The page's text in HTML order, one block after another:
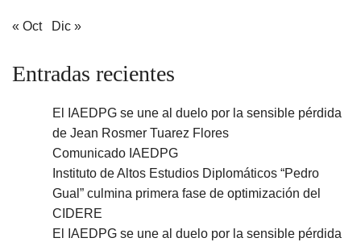
« Oct Dic »
Entradas recientes
El IAEDPG se une al duelo por la sensible pérdida
de Jean Rosmer Tuarez Flores
Comunicado IAEDPG
Instituto de Altos Estudios Diplomáticos “Pedro
Gual” culmina primera fase de optimización del
CIDERE
El IAEDPG se une al duelo por la sensible pérdida